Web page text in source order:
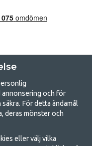
för camping
annonsering och för
För detta ändamål
deras mönster och
eller välj vilka